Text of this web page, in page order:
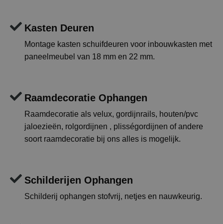
Kasten Deuren
Montage kasten schuifdeuren voor inbouwkasten met
paneelmeubel van 18 mm en 22 mm.
Raamdecoratie Ophangen
Raamdecoratie als velux, gordijnrails, houten/pvc
jaloezieën, rolgordijnen , plisségordijnen of andere
soort raamdecoratie bij ons alles is mogelijk.
Schilderijen Ophangen
Schilderij ophangen stofvrij, netjes en nauwkeurig.